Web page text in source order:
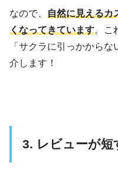
なので、自然に見えるカ
くなってきています。こ
「サクラに引っかから
介します！
3. レビューが短